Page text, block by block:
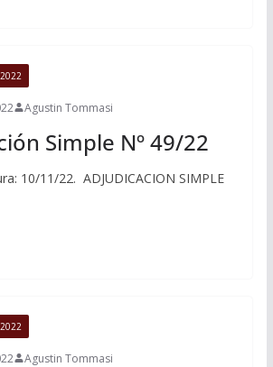
Agustin Tommasi
Simple Nº 49/22
10/11/22. ADJUDICACION SIMPLE
Agustin Tommasi